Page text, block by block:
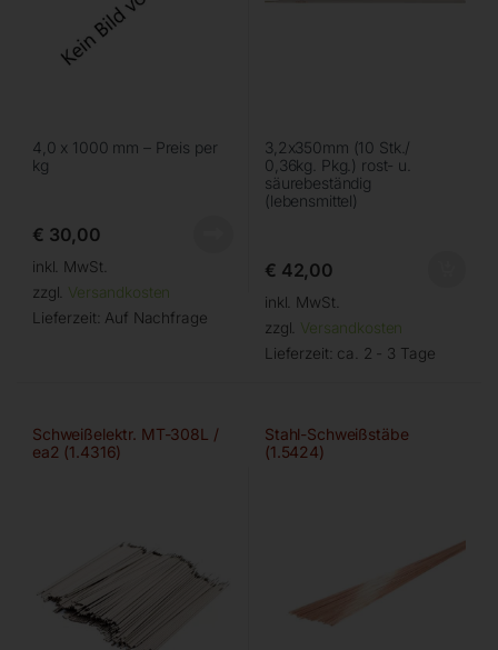
4,0 x 1000 mm – Preis per
kg
€ 30,00
inkl. MwSt.
zzgl. Versandkosten
Lieferzeit: Auf Nachfrage
3,2x350mm (10 Stk./
0,36kg. Pkg.) rost- u.
säurebeständig
(lebensmittel)
€ 42,00
inkl. MwSt.
zzgl. Versandkosten
Lieferzeit: ca. 2 - 3 Tage
Schweißelektr. MT-308L /
ea2 (1.4316)
Stahl-Schweißstäbe
(1.5424)